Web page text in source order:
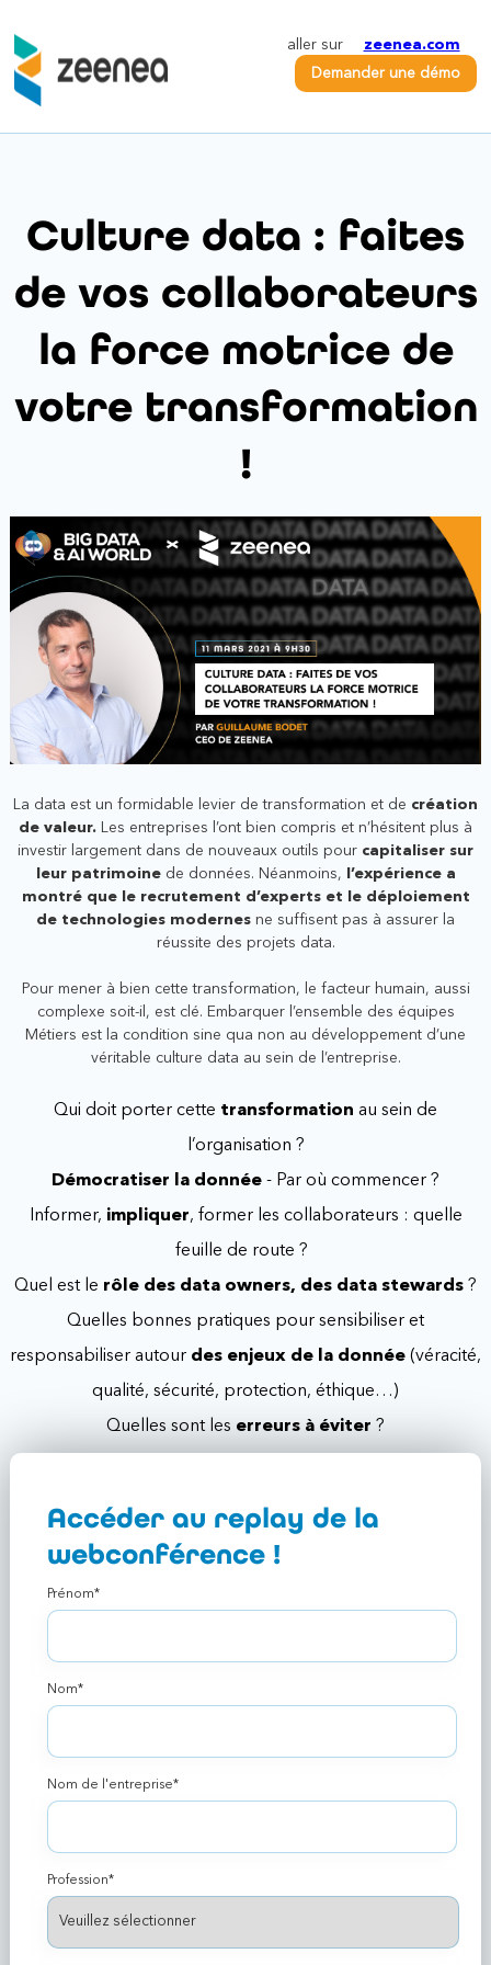
aller sur
zeenea.com
Demander une démo
Culture data : faites
de vos collaborateurs
la force motrice de
votre transformation
!
La data est un formidable levier de transformation et de création
de valeur. Les entreprises l’ont bien compris et n’hésitent plus à
investir largement dans de nouveaux outils pour capitaliser sur
leur patrimoinede données. Néanmoins,
l’expérience a
montré que le recrutement d’experts et le déploiement
de technologies modernes ne suffisent pas à assurer la
réussite des projets data.
Pour mener à bien cette transformation, le facteur humain, aussi
complexe soit-il, est clé. Embarquer l’ensemble des équipes
Métiers est la condition sine qua non au développement d’une
véritable culture data au sein de l’entreprise.
Qui doit porter cette transformation au sein de
l’organisation ?
Démocratiser la donnée - Par où commencer ?
Informer, impliquer, former les collaborateurs : quelle
feuille de route ?
Quel est le rôle des data owners, des data stewards ?
Quelles bonnes pratiques pour sensibiliser et
responsabiliser autour des enjeux de la donnée (véracité,
qualité, sécurité, protection, éthique…)
Quelles sont les erreurs à éviter ?
Accéder au replay de la
webconférence !
Prénom*
Nom*
Nom de l'entreprise*
Profession*